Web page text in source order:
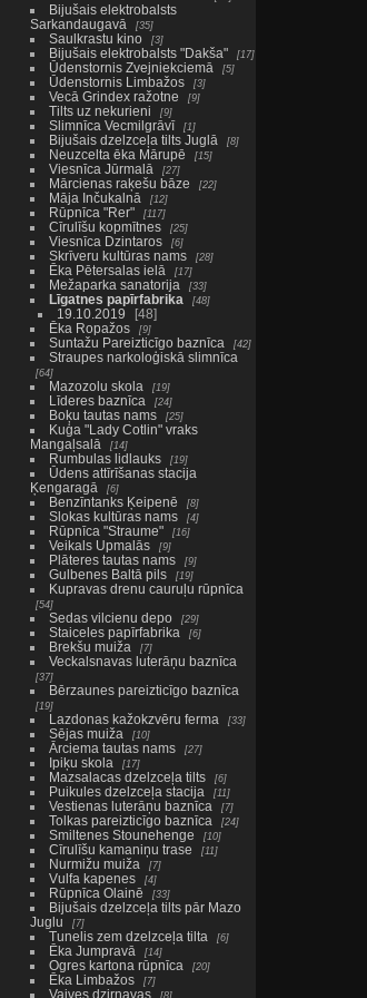
Bijušais elektrobalsts
Sarkandaugavā
35
Saulkrastu kino 3
Bijušais elektrobalsts "Dakša" 17
Ūdenstornis Zvejniekciemā 5
Ūdenstornis Limbažos 3
Vecā Grindex ražotne 9
Tilts uz nekurieni 9
Slimnīca Vecmilgrāvī 1
Bijušais dzelzceļa tilts Juglā 8
Neuzcelta ēka Mārupē 15
Viesnīca Jūrmalā 27
Mārcienas raķešu bāze 22
Māja Inčukalnā 12
Rūpnīca "Rer" 117
Cīrulīšu kopmītnes 25
Viesnīca Dzintaros 6
Skrīveru kultūras nams 28
Ēka Pētersalas ielā 17
Mežaparka sanatorija 33
Līgatnes papīrfabrika 48
19.10.2019
48
Ēka Ropažos
9
Suntažu Pareizticīgo baznīca 42
Straupes narkoloģiskā slimnīca
64
Mazozolu skola 19
Līderes baznīca 24
Boķu tautas nams 25
Kuģa "Lady Cotlin" vraks
Mangaļsalā
14
Rumbulas lidlauks 19
Ūdens attīrīšanas stacija
Ķengaragā
6
Benzīntanks Ķeipenē 8
Slokas kultūras nams 4
Rūpnīca "Straume" 16
Veikals Upmalās 9
Plāteres tautas nams 9
Gulbenes Baltā pils 19
Kupravas drenu cauruļu rūpnīca
54
Sedas vilcienu depo 29
Staiceles papīrfabrika 6
Brekšu muiža 7
Veckalsnavas luterāņu baznīca
37
Bērzaunes pareizticīgo baznīca
19
Lazdonas kažokzvēru ferma 33
Sējas muiža 10
Ārciema tautas nams 27
Ipiķu skola 17
Mazsalacas dzelzceļa tilts 6
Puikules dzelzceļa stacija 11
Vestienas luterāņu baznīca 7
Tolkas pareizticīgo baznīca 24
Smiltenes Stounehenge 10
Cīrulīšu kamaniņu trase 11
Nurmižu muiža 7
Vulfa kapenes 4
Rūpnīca Olainē 33
Bijušais dzelzceļa tilts pār Mazo
Juglu
7
Tunelis zem dzelzceļa tilta 6
Ēka Jumpravā 14
Ogres kartona rūpnīca 20
Ēka Limbažos 7
Vaives dzirnavas